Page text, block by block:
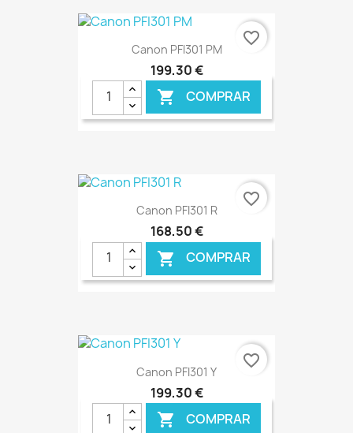
Canon PFI301 PM
199,30 €
 COMPRAR
€ ONLINE
favorite_border
Canon PFI301 R
168,50 €
 COMPRAR
€ ONLINE
favorite_border
Canon PFI301 Y
199,30 €
 COMPRAR
favorite_border